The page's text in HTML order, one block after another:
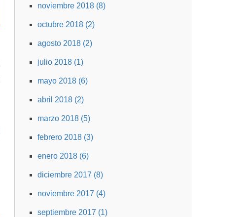
noviembre 2018 (8)
octubre 2018 (2)
agosto 2018 (2)
julio 2018 (1)
mayo 2018 (6)
abril 2018 (2)
marzo 2018 (5)
febrero 2018 (3)
enero 2018 (6)
diciembre 2017 (8)
noviembre 2017 (4)
septiembre 2017 (1)